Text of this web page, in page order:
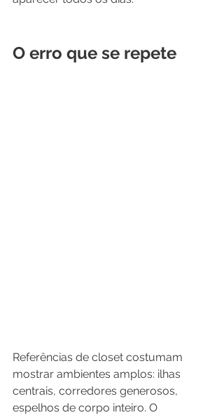
O erro que se repete
Referências de closet costumam
mostrar ambientes amplos: ilhas
centrais, corredores generosos,
espelhos de corpo inteiro. O